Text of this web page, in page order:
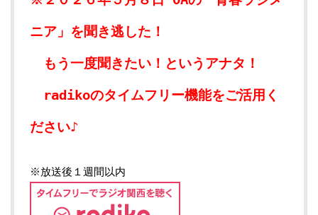
ニア」を聞き逃した！
もう一度聞きたい！というアナタ！
radikoのタイムフリー機能をご活用く
ださい♪
※放送後１週間以内